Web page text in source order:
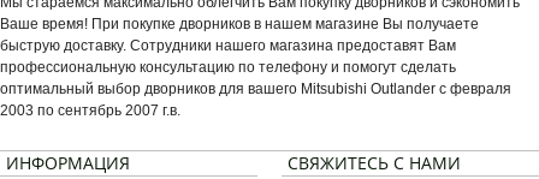
Ваше время! При покупке дворников в нашем магазине Вы получаете
быструю доставку. Сотрудники нашего магазина предоставят Вам
профессиональную консультацию по телефону и помогут сделать
оптимальный выбор дворников для вашего Mitsubishi Outlander с февраля
2003 по сентябрь 2007 г.в.
ИНФОРМАЦИЯ
СВЯЖИТЕСЬ С НАМИ